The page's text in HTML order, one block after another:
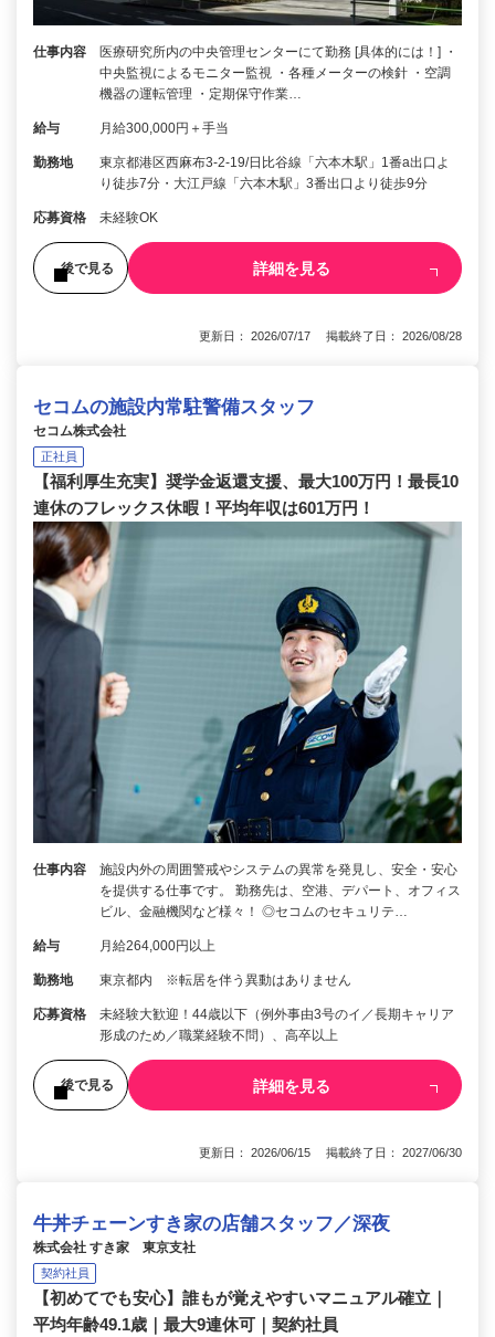
仕事内容
医療研究所内の中央管理センターにて勤務 [具体的には！] ・
中央監視によるモニター監視 ・各種メーターの検針 ・空調
機器の運転管理 ・定期保守作業…
給与 月給300,000円＋手当
勤務地
東京都港区西麻布3-2-19/日比谷線「六本木駅」1番a出口よ
り徒歩7分・大江戸線「六本木駅」3番出口より徒歩9分
応募資格 未経験OK
後で見る 詳細を見る
更新日： 2026/07/17 掲載終了日： 2026/08/28
セコムの施設内常駐警備スタッフ
セコム株式会社
正社員
【福利厚生充実】奨学金返還支援、最大100万円！最長10
連休のフレックス休暇！平均年収は601万円！
仕事内容
施設内外の周囲警戒やシステムの異常を発見し、安全・安心
を提供する仕事です。 勤務先は、空港、デパート、オフィス
ビル、金融機関など様々！ ◎セコムのセキュリテ…
給与 月給264,000円以上
勤務地 東京都内 ※転居を伴う異動はありません
応募資格
未経験大歓迎！44歳以下（例外事由3号のイ／長期キャリア
形成のため／職業経験不問）、高卒以上
後で見る 詳細を見る
更新日： 2026/06/15 掲載終了日： 2027/06/30
牛丼チェーンすき家の店舗スタッフ／深夜
株式会社 すき家 東京支社
契約社員
【初めてでも安心】誰もが覚えやすいマニュアル確立｜
平均年齢49.1歳｜最大9連休可｜契約社員